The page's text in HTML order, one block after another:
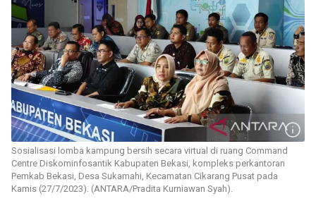
Sosialisasi lomba kampung bersih secara virtual di ruang Command
Centre Diskominfosantik Kabupaten Bekasi, kompleks perkantoran
Pemkab Bekasi, Desa Sukamahi, Kecamatan Cikarang Pusat pada
Kamis (27/7/2023). (ANTARA/Pradita Kurniawan Syah).